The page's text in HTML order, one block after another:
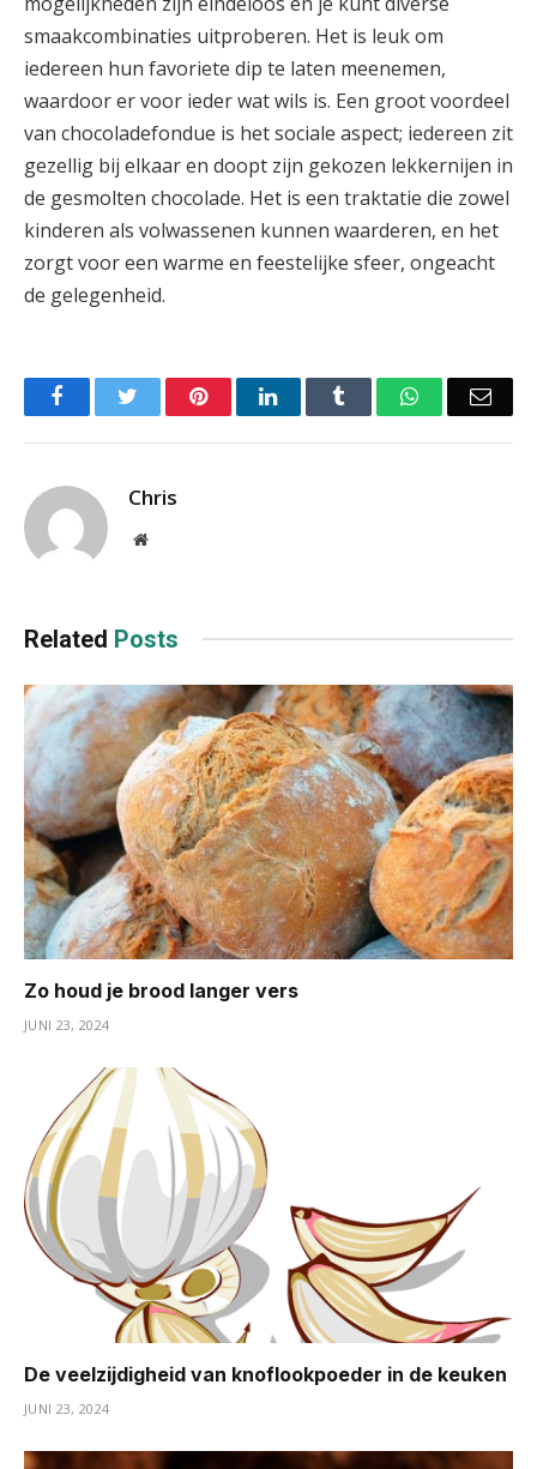
smaakcombinaties uitproberen. Het is leuk om
iedereen hun favoriete dip te laten meenemen,
waardoor er voor ieder wat wils is. Een groot voordeel
van chocoladefondue is het sociale aspect; iedereen zit
gezellig bij elkaar en doopt zijn gekozen lekkernijen in
de gesmolten chocolade. Het is een traktatie die zowel
kinderen als volwassenen kunnen waarderen, en het
zorgt voor een warme en feestelijke sfeer, ongeacht
de gelegenheid.
FacebookTwitter PinterestLinkedIn Tumblr WhatsApp
Chris
Website
Related Posts
Zo houd je brood langer vers
JUNI 23, 2024
De veelzijdigheid van knoflookpoeder in de keuken
JUNI 23, 2024